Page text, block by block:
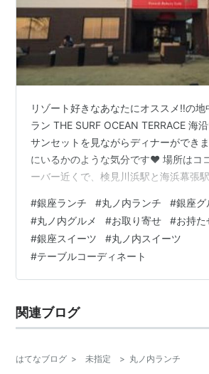
リゾート好きなあなたにオススメ‼️の地
ラン THE SURF OCEAN TERRACE 海
サンセットを見ながらディナーができ
にいるかのような気分です❤️ 場所はコ
ーバー近くで、検見川浜駅と海浜幕張
ています。 店内は、ダークブラウンの
たモダンな空間です。 テラス席もあり
れもシーフードのお出汁がしっかりし
ですが 決まっていつもオーダーするの
ュリンプ ７５０円 海老の量は少なめ
#銀座ランチ #丸ノ内ランチ #銀座グ
#丸ノ内グルメ #お取り寄せ #お持た
#銀座スイーツ #丸ノ内スイーツ
#テーブルコーディネート
関連ブログ
はてなブログ > 未指定 > 丸ノ内ランチ